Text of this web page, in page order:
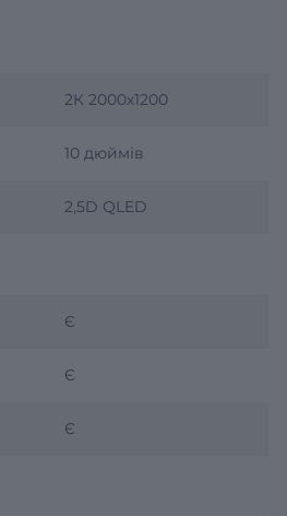
2К 2000х1200
10 дюймів
2,5D QLED
Є
Є
Є